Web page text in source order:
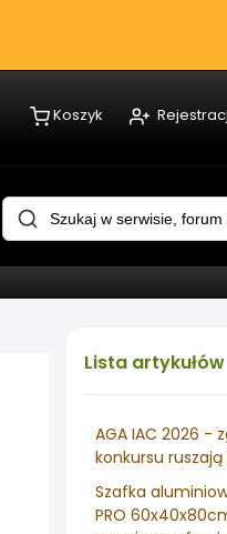
Koszyk
Lista artykułów
AGA IAC 2026 -
konkursu ruszają
Szafka
PRO